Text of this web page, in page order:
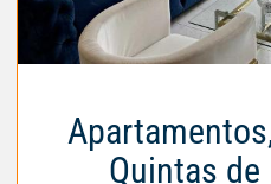
Quintas de